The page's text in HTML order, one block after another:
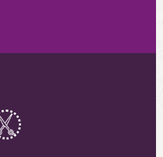
パ
パ用家具は禅の​​影響を